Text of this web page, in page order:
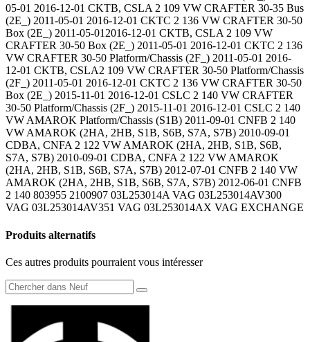
05-01 2016-12-01 CKTB, CSLA 2 109 VW CRAFTER 30-35 Bus
(2E_) 2011-05-01 2016-12-01 CKTC 2 136 VW CRAFTER 30-50
Box (2E_) 2011-05-012016-12-01 CKTB, CSLA 2 109 VW
CRAFTER 30-50 Box (2E_) 2011-05-01 2016-12-01 CKTC 2 136
VW CRAFTER 30-50 Platform/Chassis (2F_) 2011-05-01 2016-
12-01 CKTB, CSLA2 109 VW CRAFTER 30-50 Platform/Chassis
(2F_) 2011-05-01 2016-12-01 CKTC 2 136 VW CRAFTER 30-50
Box (2E_) 2015-11-01 2016-12-01 CSLC 2 140 VW CRAFTER
30-50 Platform/Chassis (2F_) 2015-11-01 2016-12-01 CSLC 2 140
VW AMAROK Platform/Chassis (S1B) 2011-09-01 CNFB 2 140
VW AMAROK (2HA, 2HB, S1B, S6B, S7A, S7B) 2010-09-01
CDBA, CNFA 2 122 VW AMAROK (2HA, 2HB, S1B, S6B,
S7A, S7B) 2010-09-01 CDBA, CNFA 2 122 VW AMAROK
(2HA, 2HB, S1B, S6B, S7A, S7B) 2012-07-01 CNFB 2 140 VW
AMAROK (2HA, 2HB, S1B, S6B, S7A, S7B) 2012-06-01 CNFB
2 140 803955 2100907 03L253014A VAG 03L253014AV300
VAG 03L253014AV351 VAG 03L253014AX VAG EXCHANGE
Produits alternatifs
Ces autres produits pourraient vous intéresser